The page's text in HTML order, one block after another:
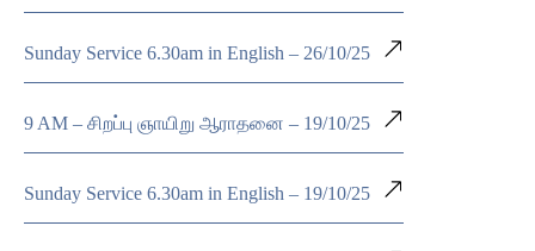
Sunday Service 6.30am in English – 26/10/25
9 AM – சிறப்பு ஞாயிறு ஆராதனை – 19/10/25
Sunday Service 6.30am in English – 19/10/25